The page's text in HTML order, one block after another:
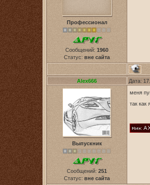
Профессионал
Сообщений: 1960
Статус: вне сайта
Alex666 Дата:
Выпускник
Сообщений: 251
Статус: вне сайта
меня
так как